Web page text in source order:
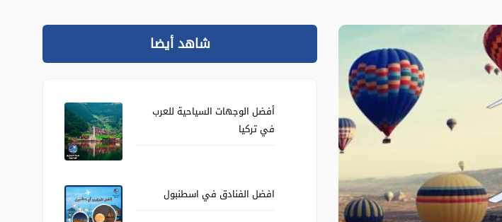
شاهد أيضا
أفضل الوجهات السياحية للعرب
في تركيا
افضل الفنادق في اسطنبول